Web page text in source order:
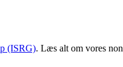
(ISRG). Læs alt om vores